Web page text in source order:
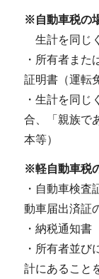
※自動車税の
生計を同じ
・所有者また
証明書（運転
・生計を同じ
合、「親族で
本等）
※軽自動車税
・自動車検査
動車届出済証
・納税通知書
・所有者並び
計にあること